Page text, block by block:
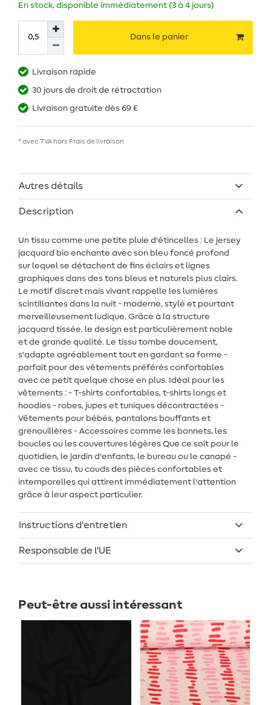
En stock, disponible immédiatement (3 à 4 jours)
Dans le panier
Livraison rapide
30 jours de droit de rétractation
Livraison gratuite dès 69 €
* avec TVA hors Frais de livraison
Autres détails
Description
Un tissu comme une petite pluie d'étincelles : Le jersey
jacquard bio enchante avec son bleu foncé profond
sur lequel se détachent de fins éclairs et lignes
graphiques dans des tons bleus et naturels plus clairs.
Le motif discret mais vivant rappelle les lumières
scintillantes dans la nuit - moderne, stylé et pourtant
merveilleusement ludique. Grâce à la structure
jacquard tissée, le design est particulièrement noble
et de grande qualité. Le tissu tombe doucement,
s'adapte agréablement tout en gardant sa forme -
parfait pour des vêtements préférés confortables
avec ce petit quelque chose en plus. Idéal pour les
vêtements : - T-shirts confortables, t-shirts longs et
hoodies - robes, jupes et tuniques décontractées -
Vêtements pour bébés, pantalons bouffants et
grenouillères - Accessoires comme les bonnets, les
boucles ou les couvertures légères Que ce soit pour le
quotidien, le jardin d'enfants, le bureau ou le canapé -
avec ce tissu, tu couds des pièces confortables et
intemporelles qui attirent immédiatement l'attention
grâce à leur aspect particulier.
Instructions d'entretien
Responsable de l'UE
Peut-être aussi intéressant